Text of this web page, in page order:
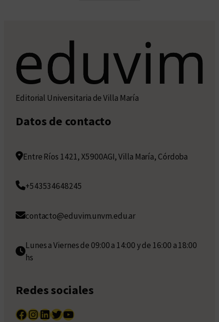
Editorial Universitaria de Villa María
Datos de contacto
Entre Ríos 1421, X5900AGI, Villa María, Córdoba
+543534648245
contacto@eduvim.unvm.edu.ar
Lunes a Viernes de 09:00 a 14:00 y de 16:00 a 18:00
hs
Redes sociales
Facebook InstagramLinkedIn Twitter YouTube